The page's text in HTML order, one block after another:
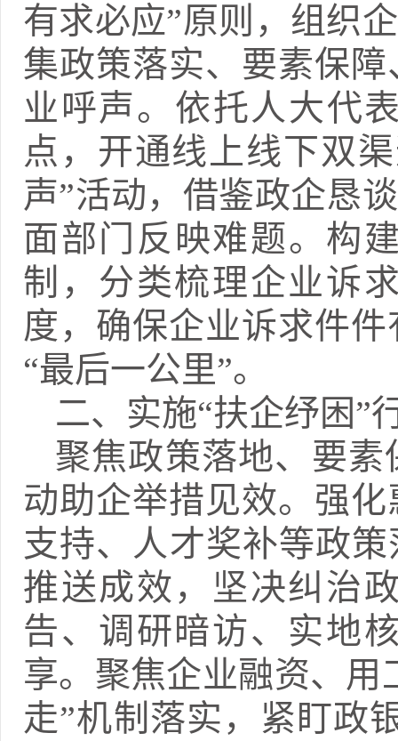
有求必应”原则，组织
集政策落实、要素保
业呼声。依托人大代
点，开通线上线下双
声”活动，借鉴政企恳
面部门反映难题。构
制，分类梳理企业诉
度，确保企业诉求件
“最后一公里”。
二、实施“扶企纾困”
聚焦政策落地、要
动助企举措见效。强
支持、人才奖补等政
推送成效，坚决纠治
告、调研暗访、实地
享。聚焦企业融资、用
走”机制落实，紧盯政